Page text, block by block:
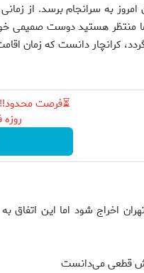
منتظر هستید دوست صمیمی
کرانچار دانست که زمان
روزه فقط 600
اخراج شود اما این اتفاق
قطعی می‌دانست